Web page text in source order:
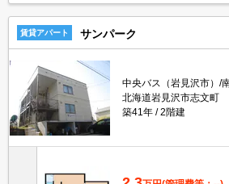
賃貸アパート サンパーク
中央バス（岩見沢市）/
北海道岩見沢市志文町
築41年
2階建